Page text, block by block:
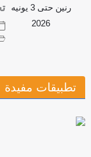
تطبيقات مفيدة